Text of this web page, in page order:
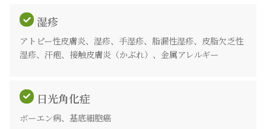
湿疹
アトピー性皮膚炎、湿疹、手湿疹、脂漏性湿疹、皮脂欠乏性
湿疹、汗疱、接触皮膚炎（かぶれ）、金属アレルギー
日光角化症
ボーエン病、基底細胞癌